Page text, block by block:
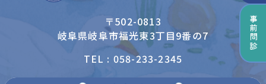
〒502-0813
岐阜県岐阜市福光東3丁目9番の7
TEL : 058-233-2345
事前問診